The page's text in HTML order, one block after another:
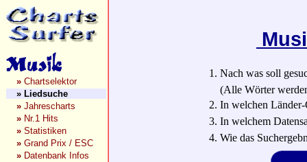
» Chartselektor
» Liedsuche
» Jahrescharts
» Nr.1 Hits
» Statistiken
» Grand Prix / ESC
» Datenbank Infos
1. Nach was soll
(Alle Wörter
2. In welchen Länder-
3. In welchem
4. Wie das